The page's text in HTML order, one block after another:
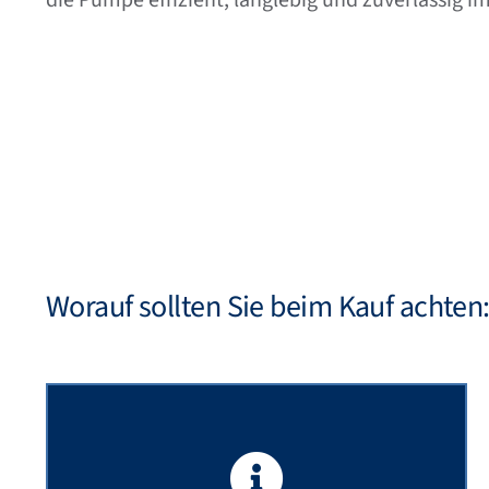
Worauf sollten Sie beim Kauf achten: